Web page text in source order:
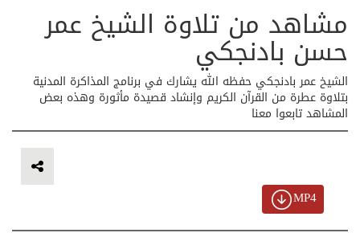
مشاهد من تلاوة الشيخ عمر
حسن بادنجكي
الشيخ عمر بادنجكي حفظه الله يشارك في برنامج المذاكرة المدنية
بتلاوة عطرة من القرآن الكريم وإنشاد قصيدة مأثورة وهذه بعض
المشاهد تابعوا معنا
MP4